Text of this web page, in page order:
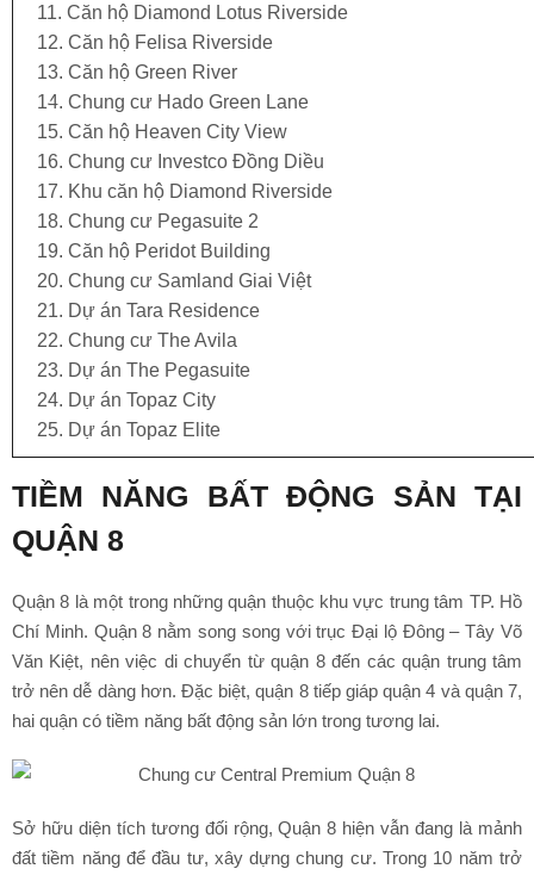
•
•
11. Căn hộ Diamond Lotus Riverside
12. Căn hộ Felisa Riverside
13. Căn hộ Green River
14. Chung cư Hado Green Lane
15. Căn hộ Heaven City View
16. Chung cư Investco Đồng Diều
17. Khu căn hộ Diamond Riverside
18. Chung cư Pegasuite 2
19. Căn hộ Peridot Building
20. Chung cư Samland Giai Việt
21. Dự án Tara Residence
22. Chung cư The Avila
23. Dự án The Pegasuite
24. Dự án Topaz City
25. Dự án Topaz Elite
TIỀM NĂNG BẤT ĐỘNG SẢN TẠI
QUẬN 8
Quận 8 là một trong những quận thuộc khu vực trung tâm TP. Hồ
Chí Minh. Quận 8 nằm song song với trục Đại lộ Đông – Tây Võ
Văn Kiệt, nên việc di chuyển từ quận 8 đến các quận trung tâm
trở nên dễ dàng hơn. Đặc biệt, quận 8 tiếp giáp quận 4 và quận 7,
hai quận có tiềm năng bất động sản lớn trong tương lai.
Sở hữu diện tích tương đối rộng, Quận 8 hiện vẫn đang là mảnh
đất tiềm năng để đầu tư, xây dựng chung cư. Trong 10 năm trở